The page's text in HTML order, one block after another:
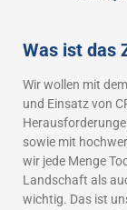
Was ist das
Wir wollen mit
und Einsatz von
sowie mit
wir jede Menge
Landschaft als
wichtig. Das ist